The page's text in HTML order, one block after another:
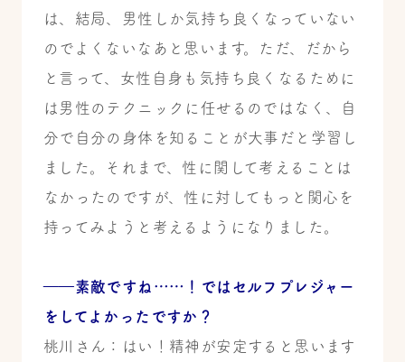
は、結局、男性しか気持ち良くなっていない
のでよくないなあと思います。ただ、だから
と言って、女性自身も気持ち良くなるために
は男性のテクニックに任せるのではなく、自
分で自分の身体を知ることが大事だと学習し
ました。それまで、性に関して考えることは
なかったのですが、性に対してもっと関心を
持ってみようと考えるようになりました。
――素敵ですね……！ではセルフプレジャー
をしてよかったですか？
桃川さん：はい！精神が安定すると思います